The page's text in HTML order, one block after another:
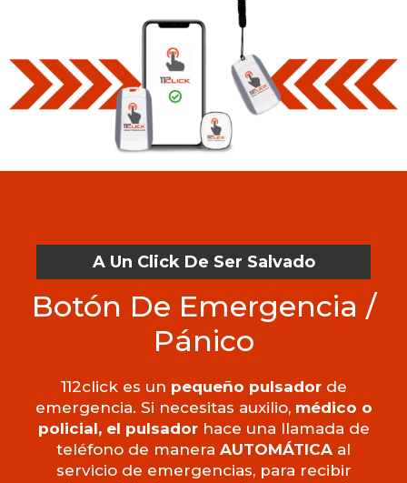
A Un Click De Ser Salvado
Botón De Emergencia /
Pánico
112click es un pequeño pulsadorde
emergencia. Si necesitas auxilio, médico o
policial, el pulsador hace una llamada de
teléfono de manera AUTOMÁTICA al
servicio de emergencias, para recibir